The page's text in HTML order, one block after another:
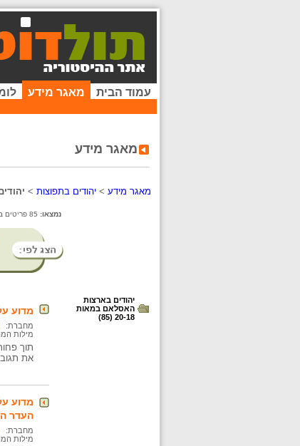
עמוד הבית מאגר מידע
מאגר מידע
מאגר מידע > יהודים בתפוצות >
נמצאו:
יהודים בארצות
האסלאם במאות
20-18 (85)
מדוע
מחברת:
מילות
תוך
את
מדוע
העדר
מחברת:
מילות